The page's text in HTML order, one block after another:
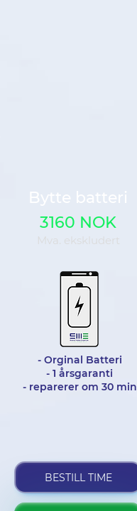
Bytte batteri
3160 NOK
Mva. ekskludert
- Orginal Batteri
- 1 årsgaranti
- reparerer om 30 min
BESTILL TIME